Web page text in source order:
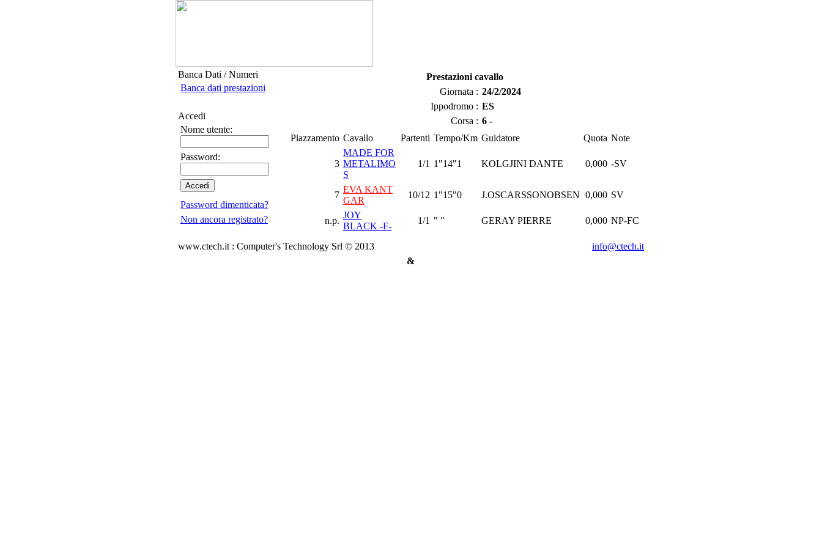
Banca Dati / Numeri
Banca dati prestazioni
Accedi
Nome utente:
Password:
Password dimenticata?
Non ancora registrato?
Prestazioni cavallo
Giornata : 24/2/2024
Ippodromo : ES
Corsa : 6 -
Piazzamento Cavallo Partenti Tempo/Km Guidatore Quota Note
3
MADE FOR
METALIMO
S
1/1 1"14"1 KOLGJINI DANTE 0,000 -SV
7
EVA KANT
GAR
10/12 1"15"0 J.OSCARSSONOBSEN 0,000 SV
n.p.
JOY
BLACK -F-
1/1 " " GERAY PIERRE 0,000 NP-FC
www.ctech.it : Computer's Technology Srl © 2013
info@ctech.it
&